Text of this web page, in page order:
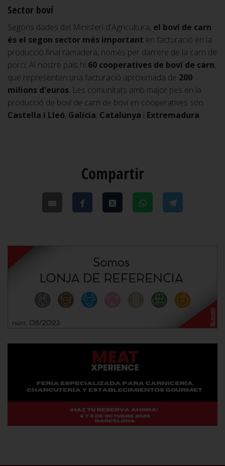
Sector boví
Segons dades del Ministeri d'Agricultura, el boví de carn
és el segon sector més important en facturació en la
producció final ramadera, només per darrere de la carn de
porcí. Al nostre país hi 60 cooperatives de boví de carn,
que representen una facturació aproximada de 200
milions d'euros. Les comunitats amb major pes en la
producció de boví de carn de boví en cooperatives són
Castella i Lleó, Galícia, Catalunya i Extremadura.
Compartir